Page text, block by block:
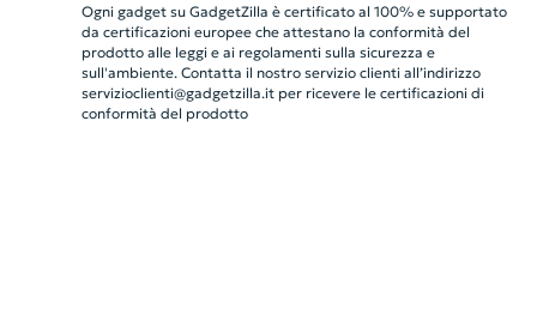
Ogni gadget su GadgetZilla è certificato al 100% e supportato
da certificazioni europee che attestano la conformità del
prodotto alle leggi e ai regolamenti sulla sicurezza e
sull'ambiente. Contatta il nostro servizio clienti all’indirizzo
servizioclienti@gadgetzilla.itper ricevere le certificazioni di
conformità del prodotto